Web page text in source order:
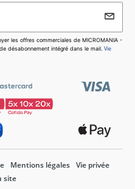
uniquement utilisé pour vous envoyer les
de MICROMANIA - ZING. Vous pouvez
le lien de désabonnement intégré dans
les offres commerciales de MICROMANIA -
désabonnement intégré dans le mail. Vie
Mentions légales
Vie privée
site